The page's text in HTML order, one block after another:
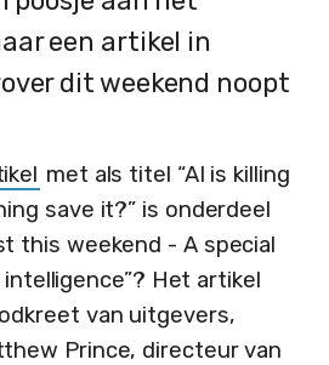
een artikel in
dit weekend noopt
met als titel “AI is killing
save it?” is onderdeel
this weekend - A special
Het artikel
van uitgevers,
Prince, directeur van